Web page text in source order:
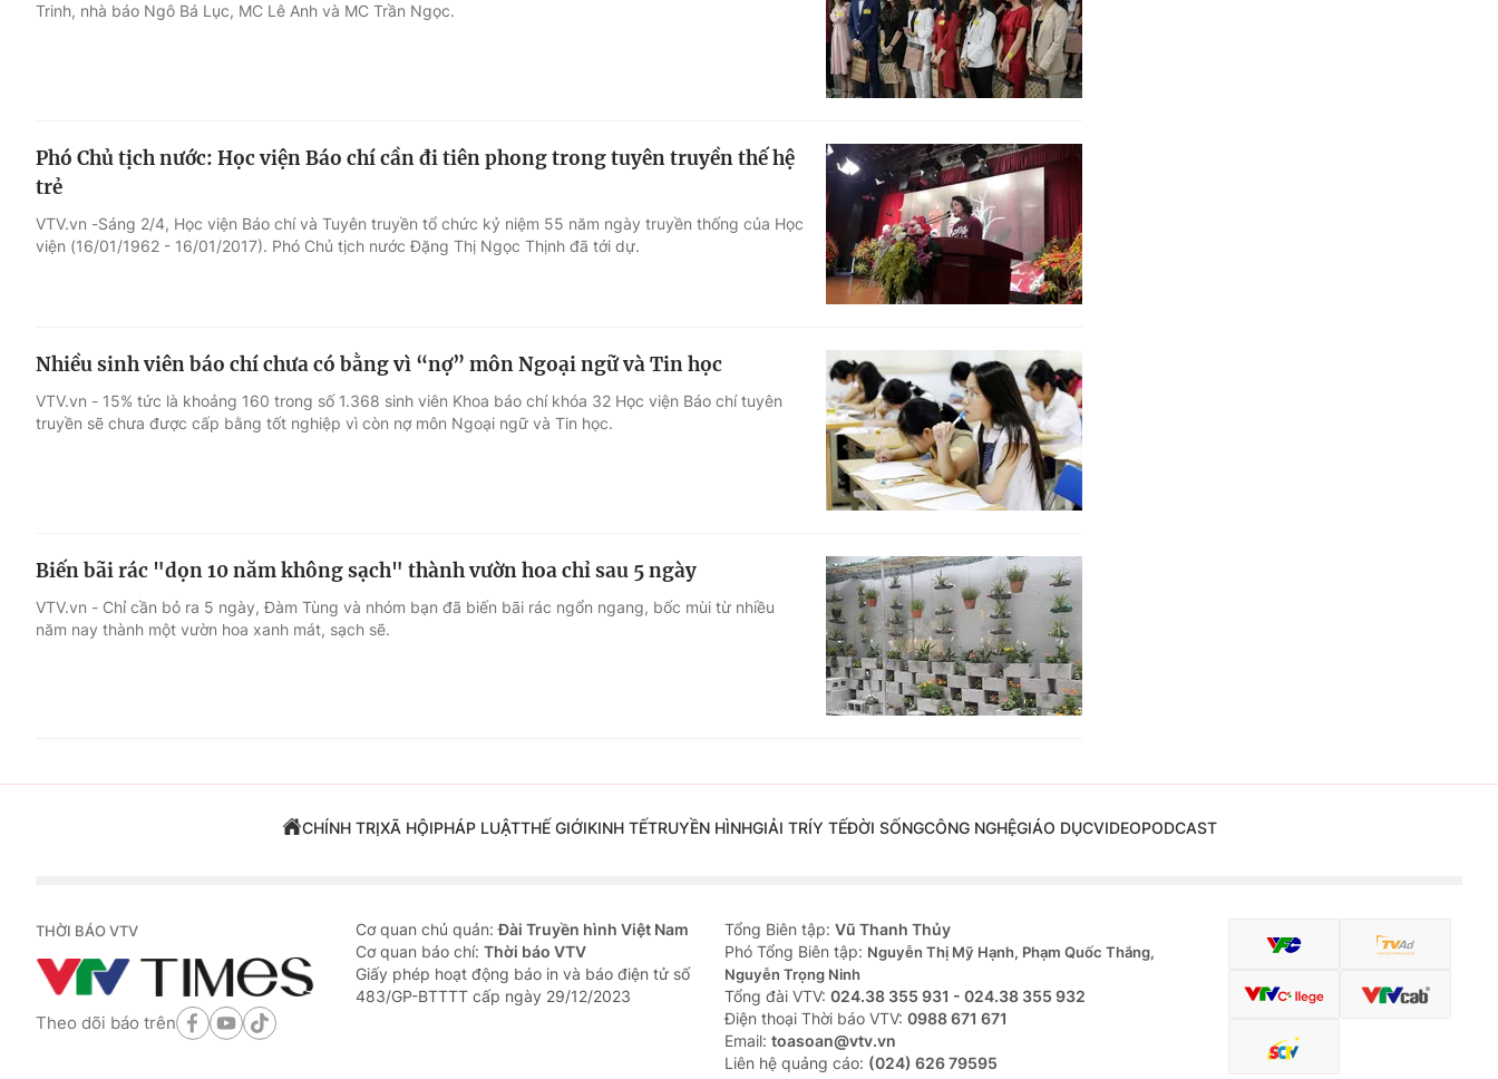
Trinh, nhà báo Ngô Bá Lục, MC Lê Anh và MC Trần Ngọc.
Phó Chủ tịch nước: Học viện Báo chí cần đi tiên phong trong tuyên truyền thế hệ
trẻ
VTV.vn -Sáng 2/4, Học viện Báo chí và Tuyên truyền tổ chức kỷ niệm 55 năm ngày truyền thống của Học
viện (16/01/1962 - 16/01/2017). Phó Chủ tịch nước Đặng Thị Ngọc Thịnh đã tới dự.
Nhiều sinh viên báo chí chưa có bằng vì “nợ” môn Ngoại ngữ và Tin học
VTV.vn - 15% tức là khoảng 160 trong số 1.368 sinh viên Khoa báo chí khóa 32 Học viện Báo chí tuyên
truyền sẽ chưa được cấp bằng tốt nghiệp vì còn nợ môn Ngoại ngữ và Tin học.
Biến bãi rác "dọn 10 năm không sạch" thành vườn hoa chỉ sau 5 ngày
VTV.vn - Chỉ cần bỏ ra 5 ngày, Đàm Tùng và nhóm bạn đã biến bãi rác ngổn ngang, bốc mùi từ nhiều
năm nay thành một vườn hoa xanh mát, sạch sẽ.
CHÍNH TRỊXÃ HỘIPHÁP LUẬTTHẾ GIỚIKINH TẾTRUYỀN HÌNHGIẢI TRÍY TẾĐỜI SỐNGCÔNG NGHỆGIÁO DỤCVIDEOPODCAST
THỜI BÁO VTV
Theo dõi báo trên
Cơ quan chủ quản:Đài Truyền hình Việt Nam
Cơ quan báo chí: Thời báo VTV
Giấy phép hoạt động báo in và báo điện tử số
483/GP-BTTTT cấp ngày 29/12/2023
Tổng Biên tập: Vũ Thanh Thủy
Phó Tổng Biên tập: Nguyễn Thị Mỹ Hạnh, Phạm Quốc Thắng,
Nguyễn Trọng Ninh
Tổng đài VTV: 024.38 355 931 - 024.38 355 932
Ðiện thoại Thời báo VTV: 0988 671 671
Email: toasoan@vtv.vn
Liên hệ quảng cáo: (024) 626 79595